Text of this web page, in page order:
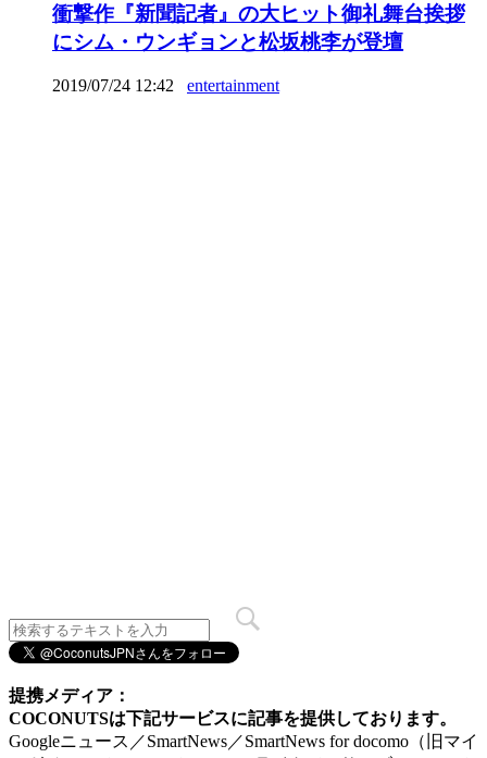
衝撃作『新聞記者』の大ヒット御礼舞台挨拶
にシム・ウンギョンと松坂桃李が登壇
2019/07/24 12:42 entertainment
提携メディア：
COCONUTSは下記サービスに記事を提供しております。
Googleニュース／SmartNews／SmartNews for docomo（旧マイ